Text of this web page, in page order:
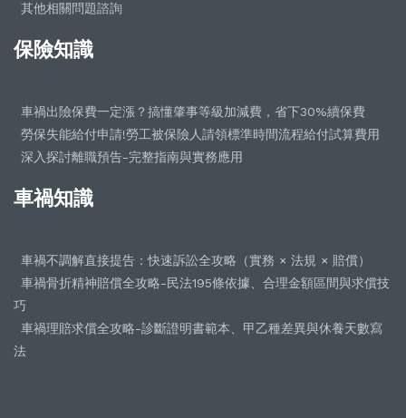
其他相關問題諮詢
保險知識
車禍出險保費一定漲？搞懂肇事等級加減費，省下30%續保費
勞保失能給付申請!勞工被保險人請領標準時間流程給付試算費用
深入探討離職預告-完整指南與實務應用
車禍知識
車禍不調解直接提告：快速訴訟全攻略（實務 × 法規 × 賠償）
車禍骨折精神賠償全攻略-民法195條依據、合理金額區間與求償技
巧
車禍理賠求償全攻略-診斷證明書範本、甲乙種差異與休養天數寫
法